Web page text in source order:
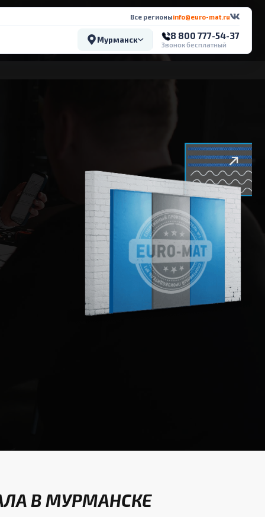
Все регионыinfo@euro-mat.ru
Мурманск 8 800 777-54-37
Звонок бесплатный
В МУРМАНСКЕ